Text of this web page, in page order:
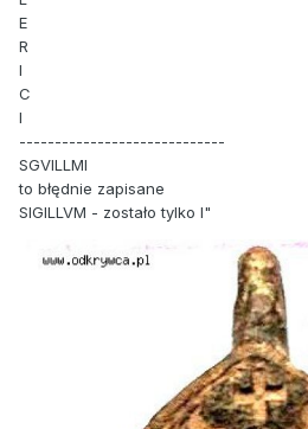
E
R
I
C
I
-----------------------------
SGVILLMI
to błędnie zapisane
SIGILLVM - zostało tylko I"